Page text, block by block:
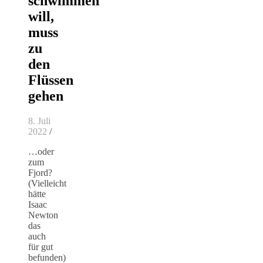
will,
muss
zu
den
Flüssen
gehen
8. Juli
2022 /
…oder
zum
Fjord?
(Vielleicht
hätte
Isaac
Newton
das
auch
für gut
befunden)